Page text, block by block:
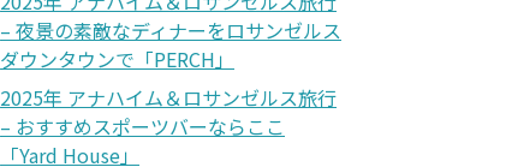
– 夜景の素敵なディナーをロサンゼルス
ダウンタウンで「PERCH」
2025年 アナハイム＆ロサンゼルス旅行
– おすすめスポーツバーならここ
「Yard House」